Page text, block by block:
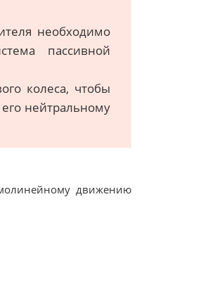
необходимо
пассивной
колеса, чтобы
нейтральному
движению